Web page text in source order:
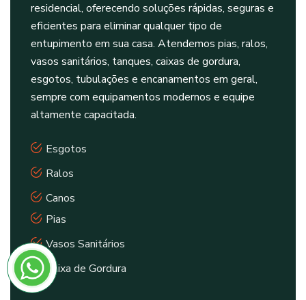
residencial, oferecendo soluções rápidas, seguras e
eficientes para eliminar qualquer tipo de
entupimento em sua casa. Atendemos pias, ralos,
vasos sanitários, tanques, caixas de gordura,
esgotos, tubulações e encanamentos em geral,
sempre com equipamentos modernos e equipe
altamente capacitada.
Esgotos
Ralos
Canos
Pias
Vasos Sanitários
Caixa de Gordura